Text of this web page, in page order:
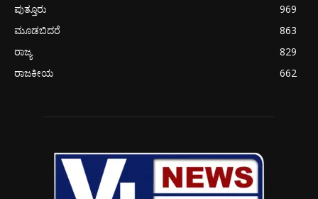
ಪುತ್ತೂರು
969
ಮೂಡಬಿದರೆ
863
ರಾಜ್ಯ
829
ರಾಜಕೀಯ
662